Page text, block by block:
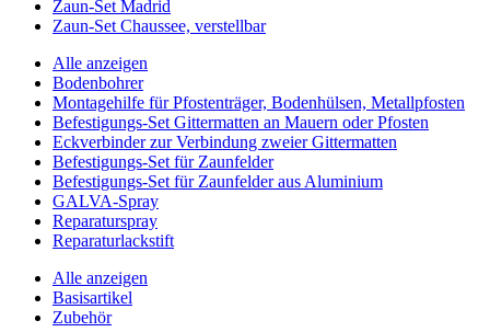
Zaun-Set Madrid
Zaun-Set Chaussee, verstellbar
Alle anzeigen
Bodenbohrer
Montagehilfe für Pfostenträger, Bodenhülsen, Metallpfosten
Befestigungs-Set Gittermatten an Mauern oder Pfosten
Eckverbinder zur Verbindung zweier Gittermatten
Befestigungs-Set für Zaunfelder
Befestigungs-Set für Zaunfelder aus Aluminium
GALVA-Spray
Reparaturspray
Reparaturlackstift
Alle anzeigen
Basisartikel
Zubehör